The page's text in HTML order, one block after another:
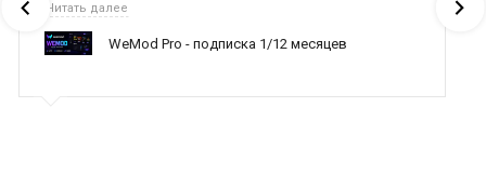
Читать далее
WeMod Pro - подписка 1/12 месяцев